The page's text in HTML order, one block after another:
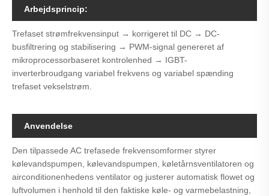
Arbejdsprincip:
Trefaset strømfrekvensinput → korrigeret til DC → DC-
busfiltrering og stabilisering → PWM-signal genereret af
mikroprocessorbaseret kontrolenhed → IGBT-
inverterbroudgang variabel frekvens og variabel spænding
trefaset vekselstrøm.
Anvendelse
Den tilpassede AC trefasede frekvensomformer styrer
kølevandspumpen, kølevandspumpen, køletårnsventilatoren og
airconditionenhedens ventilator og justerer automatisk flowet og
luftvolumen i henhold til den faktiske køle- og varmebelastning,